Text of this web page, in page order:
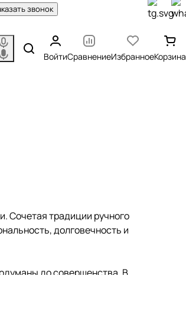
звонок
ВойтиСравнениеИзбранноеКорзина
Сочетая традиции ручного
долговечность и
до совершенства. В